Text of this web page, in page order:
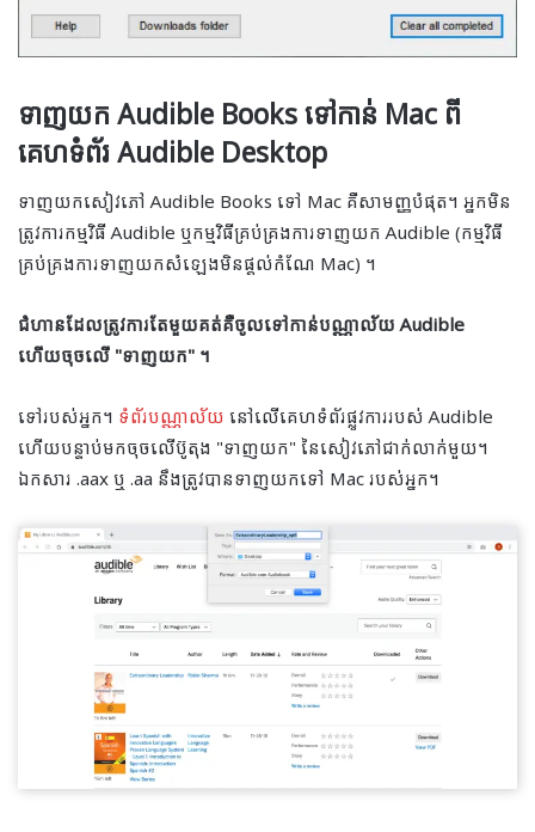
ទាញយក Audible Books ទៅកាន់ Mac ពី
គេហទំព័រ Audible Desktop
ទាញយកសៀវភៅ Audible Books ទៅ Mac គឺសាមញ្ញបំផុត។ អ្នក​មិន​
ត្រូវ​ការ​កម្មវិធី Audible ឬ​កម្មវិធី​គ្រប់គ្រង​ការ​ទាញ​យក Audible (កម្មវិធី​
គ្រប់គ្រង​ការ​ទាញ​យក​សំឡេង​មិន​ផ្តល់​កំណែ Mac) ។
ជំហានដែលត្រូវការតែមួយគត់គឺចូលទៅកាន់បណ្ណាល័យ Audible
ហើយចុចលើ "ទាញយក" ។
ទៅរបស់អ្នក។ ទំព័របណ្ណាល័យ នៅលើគេហទំព័រផ្លូវការរបស់ Audible
ហើយបន្ទាប់មកចុចលើប៊ូតុង "ទាញយក" នៃសៀវភៅជាក់លាក់មួយ។
ឯកសារ .aax ឬ .aa នឹងត្រូវបានទាញយកទៅ Mac របស់អ្នក។